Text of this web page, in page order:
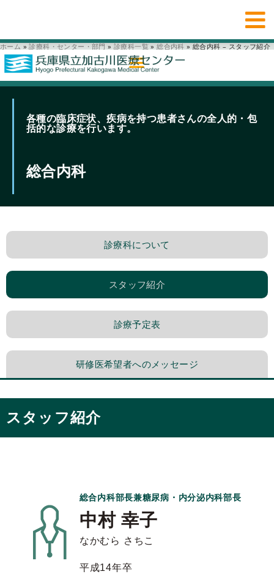
ホーム » 診療科・センター・部門 » 診療科一覧 » 総合内科 » 総合内科 – スタッフ紹介
各種の臨床症状、疾病を持つ患者さんの全人的・包
括的な診療を行います。
総合内科
診療科について
スタッフ紹介
診療予定表
研修医希望者へのメッセージ
スタッフ紹介
総合内科部長兼糖尿病・内分泌内科部長
中村 幸子
なかむら さちこ
平成14年卒